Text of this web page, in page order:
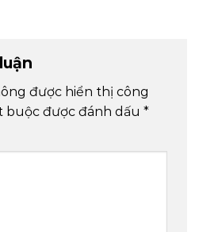
được hiển thị công
buộc được đánh dấu *